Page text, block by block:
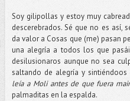
Soy gilipollas y estoy muy
descerebrados. Sé que no es así,
da valor a Cosas que (me) pasan
una alegría a todos los que
desilusionaros aunque no sea
saltando de alegría y
leía a Moli antes de que fuera
palmaditas en la espalda.